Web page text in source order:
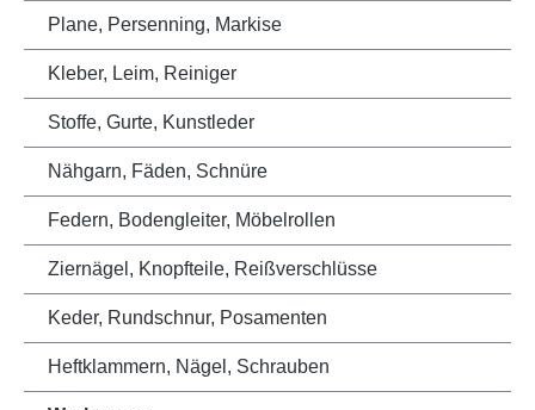
Plane, Persenning, Markise
Kleber, Leim, Reiniger
Stoffe, Gurte, Kunstleder
Nähgarn, Fäden, Schnüre
Federn, Bodengleiter, Möbelrollen
Ziernägel, Knopfteile, Reißverschlüsse
Keder, Rundschnur, Posamenten
Heftklammern, Nägel, Schrauben